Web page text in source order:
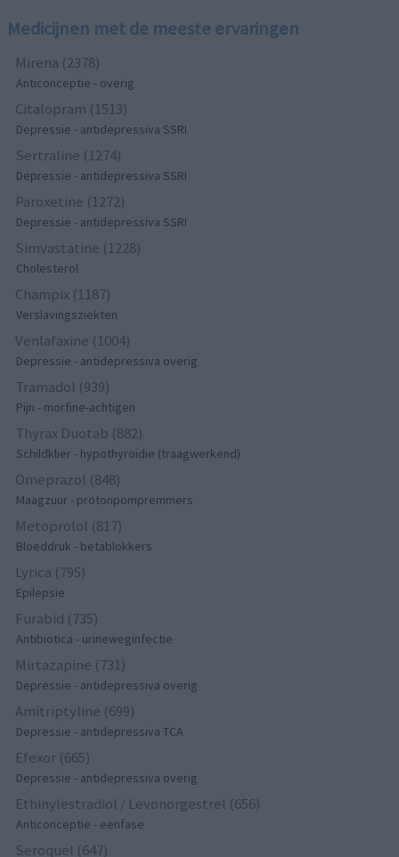
Medicijnen met de meeste ervaringen
Mirena (2378)
Anticonceptie - overig
Citalopram (1513)
Depressie - antidepressiva SSRI
Sertraline (1274)
Depressie - antidepressiva SSRI
Paroxetine (1272)
Depressie - antidepressiva SSRI
Simvastatine (1228)
Cholesterol
Champix (1187)
Verslavingsziekten
Venlafaxine (1004)
Depressie - antidepressiva overig
Tramadol (939)
Pijn - morfine-achtigen
Thyrax Duotab (882)
Schildklier - hypothyroidie (traagwerkend)
Omeprazol (848)
Maagzuur - protonpompremmers
Metoprolol (817)
Bloeddruk - betablokkers
Lyrica (795)
Epilepsie
Furabid (735)
Antibiotica - urineweginfectie
Mirtazapine (731)
Depressie - antidepressiva overig
Amitriptyline (699)
Depressie - antidepressiva TCA
Efexor (665)
Depressie - antidepressiva overig
Ethinylestradiol / Levonorgestrel (656)
Anticonceptie - eenfase
Seroquel (647)